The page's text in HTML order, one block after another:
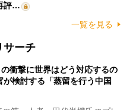
評…
一覧を見る
サーチ
衝撃に世界はどう対応するの
検討する「蒸留を行う中国